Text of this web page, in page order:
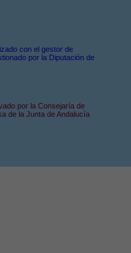
con el gestor de
por la Diputación de
por la Consejaría de
de la Junta de Andalucía